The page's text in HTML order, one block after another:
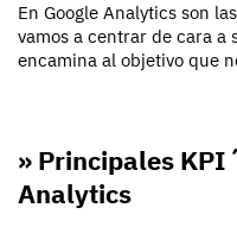
En Google Analytics son
vamos a centrar de cara a
encamina al objetivo que
» Principales
Analytics